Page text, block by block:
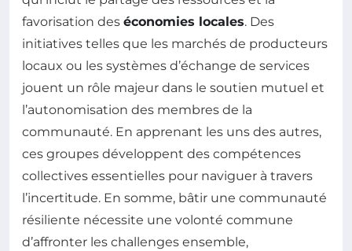
favorisation des économies locales. Des
initiatives telles que les marchés de producteurs
locaux ou les systèmes d’échange de services
jouent un rôle majeur dans le soutien mutuel et
l’autonomisation des membres de la
communauté. En apprenant les uns des autres,
ces groupes développent des compétences
collectives essentielles pour naviguer à travers
l’incertitude. En somme, bâtir une communauté
résiliente nécessite une volonté commune
d’affronter les challenges ensemble,